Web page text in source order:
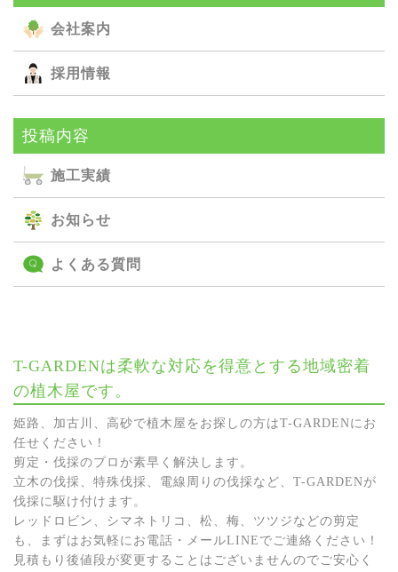
会社案内
採用情報
投稿内容
施⼯実績
お知らせ
よくある質問
T-GARDENは柔軟な対応を得意とする地域密着
の植木屋です。
姫路、加古川、高砂で植木屋をお探しの方はT-GARDENにお
任せください！
剪定・伐採のプロが素早く解決します。
立木の伐採、特殊伐採、電線周りの伐採など、T-GARDENが
伐採に駆け付けます。
レッドロビン、シマネトリコ、松、梅、ツツジなどの剪定
も、まずはお気軽にお電話・メールLINEでご連絡ください！
見積もり後値段が変更することはございませんのでご安心く